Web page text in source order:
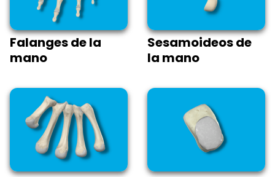
Falanges de la
mano
Sesamoideos de
la mano